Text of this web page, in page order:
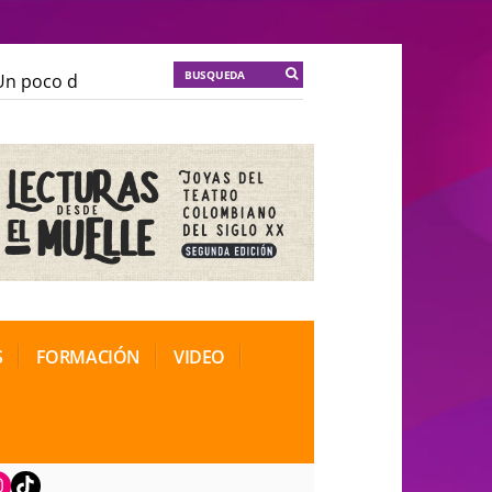
poco de locura para la cordura
de Teatro Rosa
FORMACIÓN VIDEO
TikTok